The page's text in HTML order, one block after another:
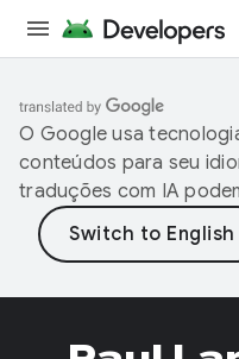
O Google usa
conteúdos para seu
traduções com IA